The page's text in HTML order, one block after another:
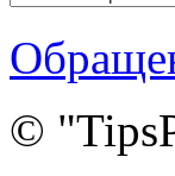
©